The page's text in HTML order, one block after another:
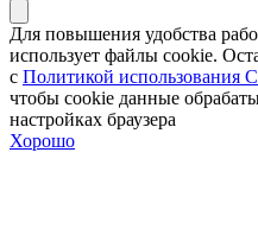
Для повышения удобства
использует файлы cookie.
с Политикой использования
чтобы сookie данные
настройках браузера
Хорошо